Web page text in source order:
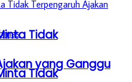
Tidak
yang Ganggu
Tidak